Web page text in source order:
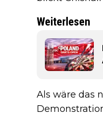
Weiterlesen
Als wäre das